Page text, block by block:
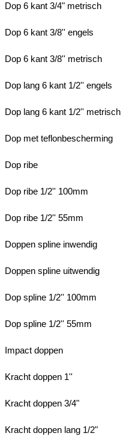
Dop 6 kant 3/4" metrisch
Dop 6 kant 3/8'' engels
Dop 6 kant 3/8'' metrisch
Dop lang 6 kant 1/2'' engels
Dop lang 6 kant 1/2'' metrisch
Dop met teflonbescherming
Dop ribe
Dop ribe 1/2'' 100mm
Dop ribe 1/2'' 55mm
Doppen spline inwendig
Doppen spline uitwendig
Dop spline 1/2'' 100mm
Dop spline 1/2'' 55mm
Impact doppen
Kracht doppen 1''
Kracht doppen 3/4"
Kracht doppen lang 1/2"